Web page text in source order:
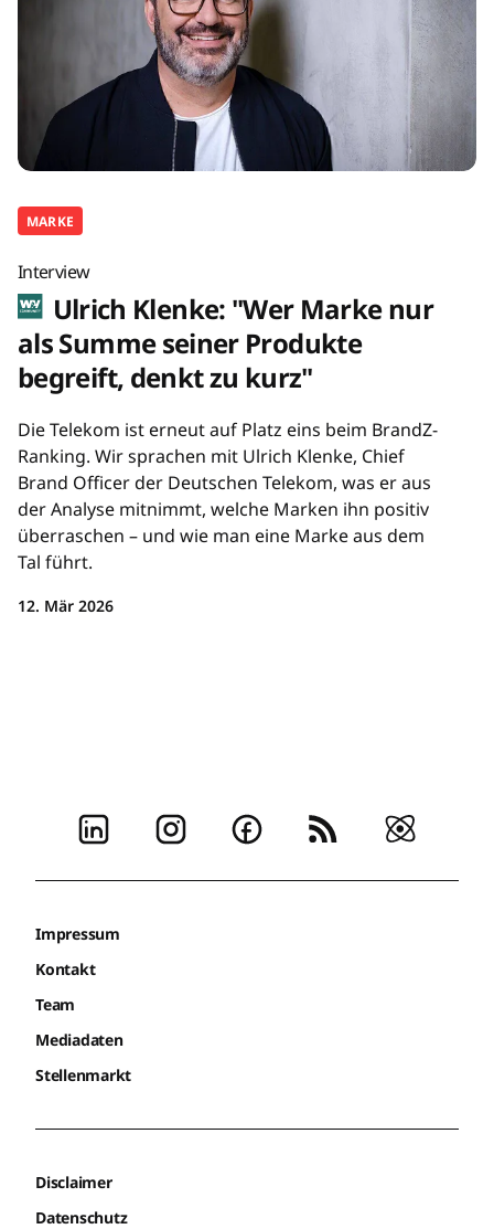
MARKE
Interview
Ulrich Klenke: "Wer Marke nur
als Summe seiner Produkte
begreift, denkt zu kurz"
Die Telekom ist erneut auf Platz eins beim BrandZ-
Ranking. Wir sprachen mit Ulrich Klenke, Chief
Brand Officer der Deutschen Telekom, was er aus
der Analyse mitnimmt, welche Marken ihn positiv
überraschen – und wie man eine Marke aus dem
Tal führt.
12. Mär 2026
Impressum
Kontakt
Team
Mediadaten
Stellenmarkt
Disclaimer
Datenschutz